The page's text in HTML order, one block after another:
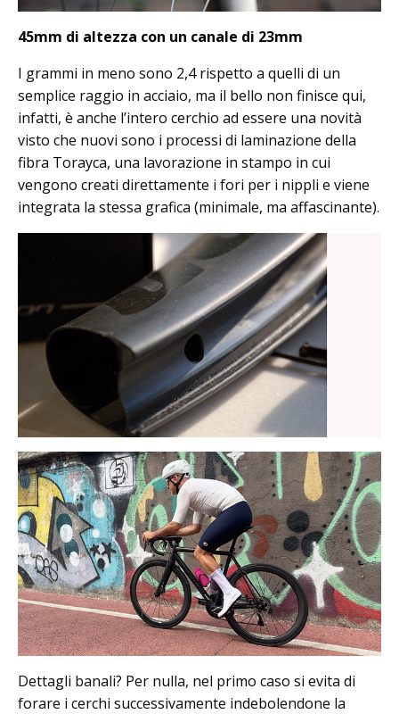
45mm di altezza con un canale di 23mm
I grammi in meno sono 2,4 rispetto a quelli di un
semplice raggio in acciaio, ma il bello non finisce qui,
infatti, è anche l’intero cerchio ad essere una novità
visto che nuovi sono i processi di laminazione della
fibra Torayca, una lavorazione in stampo in cui
vengono creati direttamente i fori per i nippli e viene
integrata la stessa grafica (minimale, ma affascinante).
Dettagli banali? Per nulla, nel primo caso si evita di
forare i cerchi successivamente indebolendone la